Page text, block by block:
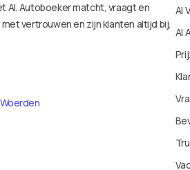
AI. Autoboeker matcht, vraagt en
vertrouwen en zijn klanten altijd bij.
AI
AI